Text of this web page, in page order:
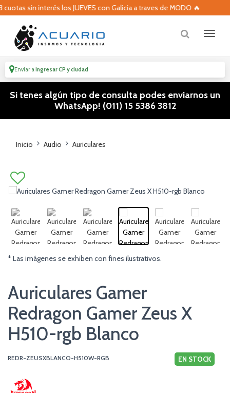
sin interés los JUEVES con Galicia a traves de MODO 🔥
Enviar aIngresar CP y ciudad
Si tenes algún tipo de consulta podes enviarnos un
WhatsApp! (011) 15 5386 3812
Inicio Audio Auriculares
* Las imágenes se exhiben con fines ilustrativos.
Auriculares Gamer
Redragon Gamer Zeus X
H510-rgb Blanco
REDR-ZEUSXBLANCO-H510W-RGB EN STOCK